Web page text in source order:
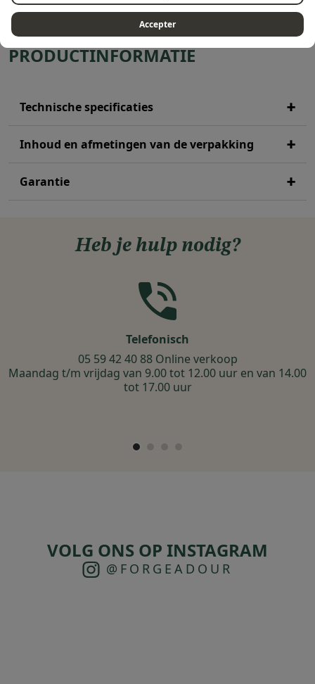
PRODUCTINFORMATIE
Technische specificaties
Inhoud en afmetingen van de verpakking
Garantie
Heb je hulp nodig?
Telefonisch
05 59 42 40 88 Online verkoop
Maandag t/m vrijdag van 9.00 tot 12.00 uur en van 14.00
tot 17.00 uur
VOLG ONS OP INSTAGRAM
@FORGEADOUR
Accepter